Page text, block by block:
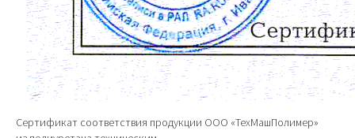
Сертификат соответствия продукции ООО «ТехМашПолимер»